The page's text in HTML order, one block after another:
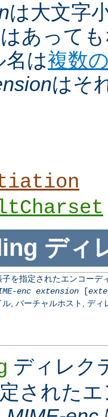
は大文字
あって
名は複数
はそ
ディ
を指定されたエンコーデ
enc extension[
, バーチャルホスト, ディ
ディレク
された